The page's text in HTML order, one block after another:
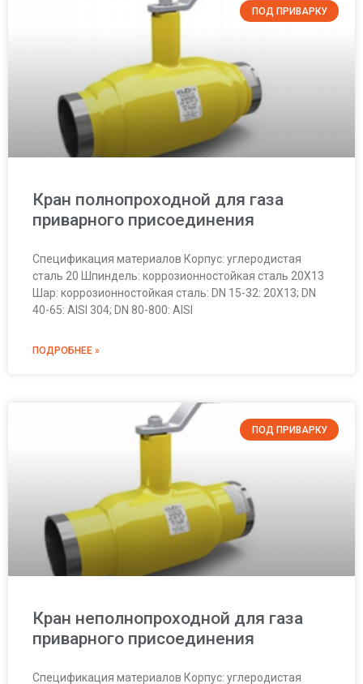
ПОД ПРИВАРКУ
Кран полнопроходной для газа
приварного присоединения
Спецификация материалов Корпус: углеродистая
сталь 20 Шпиндель: коррозионностойкая сталь 20Х13
Шар: коррозионностойкая сталь: DN 15-32: 20Х13; DN
40-65: AISI 304; DN 80-800: AISI
ПОДРОБНЕЕ »
ПОД ПРИВАРКУ
Кран неполнопроходной для газа
приварного присоединения
Спецификация материалов Корпус: углеродистая